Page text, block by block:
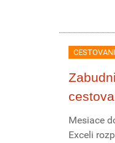
Mesiace
Exceli